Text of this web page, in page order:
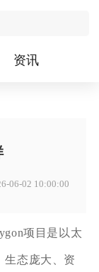
资讯
06-02 10:00:00
项目是以太
生态庞大、资